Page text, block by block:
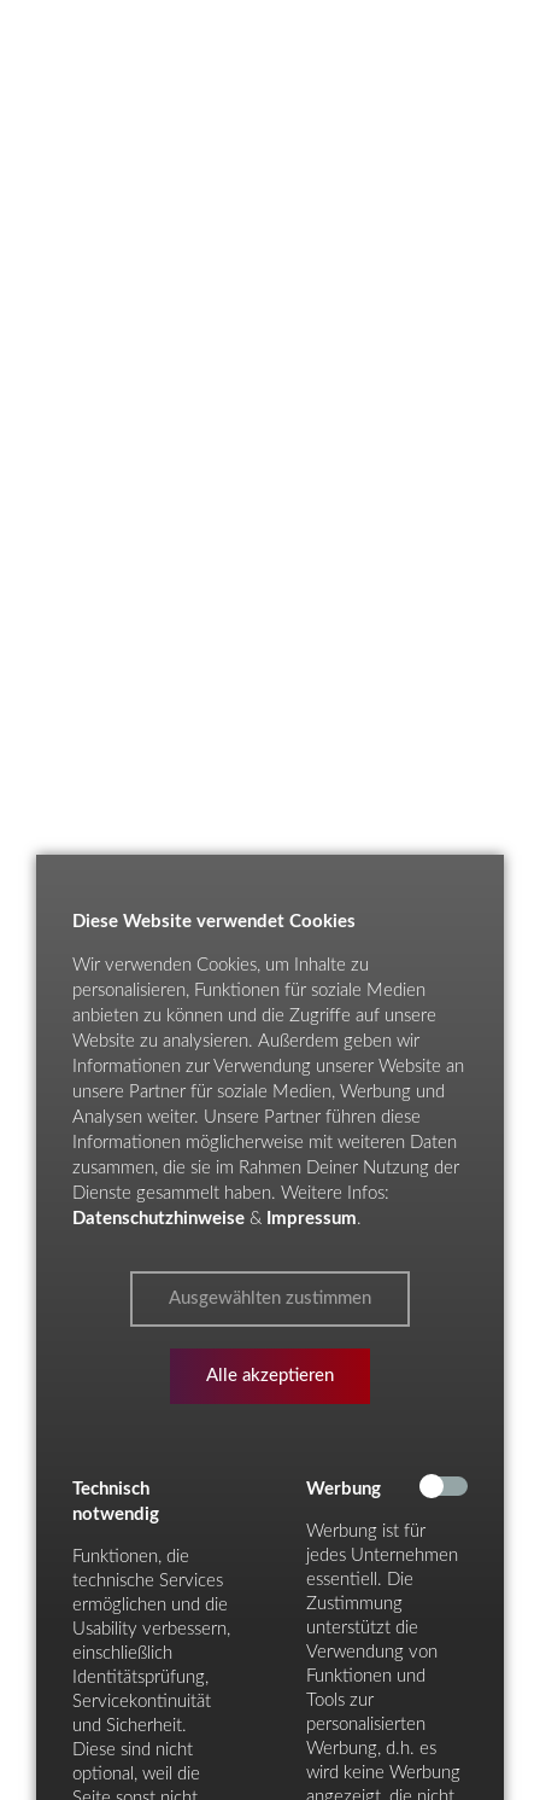
Diese Website verwendet Cookies
Wir verwenden Cookies, um Inhalte zu
personalisieren, Funktionen für soziale Medien
anbieten zu können und die Zugriffe auf unsere
Website zu analysieren. Außerdem geben wir
Informationen zur Verwendung unserer Website an
unsere Partner für soziale Medien, Werbung und
Analysen weiter. Unsere Partner führen diese
Informationen möglicherweise mit weiteren Daten
zusammen, die sie im Rahmen Deiner Nutzung der
Dienste gesammelt haben. Weitere Infos:
Datenschutzhinweise & Impressum.
Ausgewählten zustimmen
Alle akzeptieren
Technisch
notwendig
Funktionen, die
technische Services
ermöglichen und die
Usability verbessern,
einschließlich
Identitätsprüfung,
Servicekontinuität
und Sicherheit.
Diese sind nicht
optional, weil die
Werbung
Werbung ist für
jedes Unternehmen
essentiell. Die
Zustimmung
unterstützt die
Verwendung von
Funktionen und
Tools zur
personalisierten
Werbung, d.h. es
wird keine Werbung